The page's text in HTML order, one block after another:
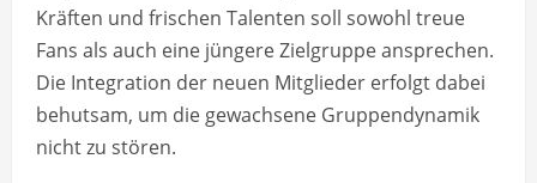
Kräften und frischen Talenten soll sowohl treue
Fans als auch eine jüngere Zielgruppe ansprechen.
Die Integration der neuen Mitglieder erfolgt dabei
behutsam, um die gewachsene Gruppendynamik
nicht zu stören.